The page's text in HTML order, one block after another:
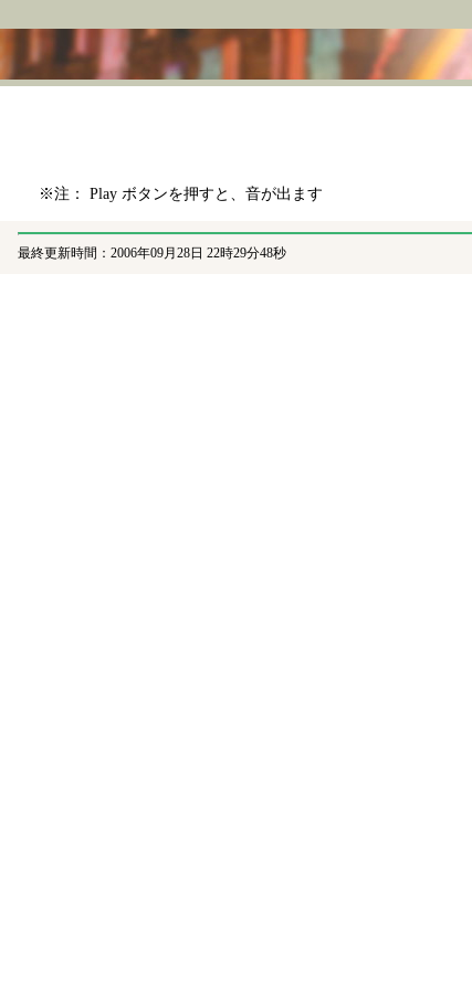
※注： Play ボタンを押すと、音が出ます
最終更新時間：2006年09月28日 22時29分48秒